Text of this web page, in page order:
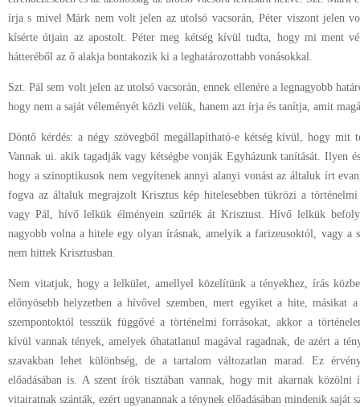
írja s mivel Márk nem volt jelen az utolsó vacsorán, Péter viszont jelen
kísérte útjain az apostolt. Péter meg kétség kívül tudta, hogy mi ment
hátteréből az ő alakja bontakozik ki a leghatározottabb vonásokkal.
Szt. Pál sem volt jelen az utolsó vacsorán, ennek ellenére a legnagyobb
hogy nem a saját véleményét közli velük, hanem azt írja és tanítja, amit
Döntő kérdés: a négy szövegből megállapítható-e kétség kívül, hogy mit
Vannak ui. akik tagadják vagy kétségbe vonják Egyházunk tanítását. Ilyen
hogy a szinoptikusok nem vegyítenek annyi alanyi vonást az általuk írt
fogva az általuk megrajzolt Krisztus kép hitelesebben tükrözi a
vagy Pál, hívő lelkük élményein szűrték át Krisztust. Hívő lelkük
nagyobb volna a hitele egy olyan írásnak, amelyik a farizeusoktól, vagy a
nem hittek Krisztusban.
Nem vitatjuk, hogy a lelkület, amellyel közelítünk a tényekhez, írás
előnyösebb helyzetben a hívővel szemben, mert egyiket a hite, másikat
szempontoktól tesszük függővé a történelmi forrásokat, akkor a
kívül vannak tények, amelyek óhatatlanul magával ragadnak, de azért a
szavakban lehet különbség, de a tartalom változatlan marad. Ez
előadásában is. A szent írók tisztában vannak, hogy mit akarnak
vitairatnak szánták, ezért ugyanannak a ténynek előadásában mindenik saját